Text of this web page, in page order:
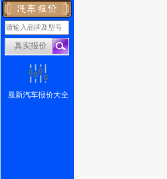
最新汽车报价大全